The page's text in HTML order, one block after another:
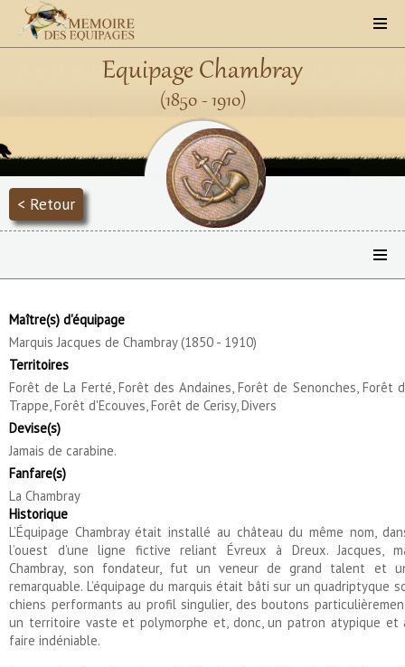
Equipage Chambray
(1850 - 1910)
< Retour
Maître(s) d'équipage
Marquis Jacques de Chambray (1850 - 1910)
Territoires
Forêt de La Ferté, Forêt des Andaines, Forêt de Senonches, Forêt
Trappe, Forêt d'Ecouves, Forêt de Cerisy, Divers
Devise(s)
Jamais de carabine.
Fanfare(s)
La Chambray
Historique
L’Équipage Chambray était installé au château du même nom,
l’ouest d’une ligne fictive reliant Évreux à Dreux. Jacques,
Chambray, son fondateur, fut un veneur de grand talent et
remarquable. L’équipage du marquis était bâti sur un quadriptyque
chiens performants au profil singulier, des boutons
un territoire vaste et polymorphe et, donc, un patron atypique et
faire indéniable.